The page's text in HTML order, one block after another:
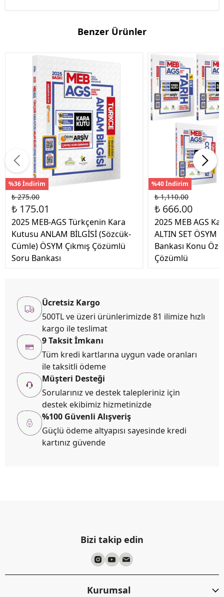
Benzer Ürünler
%36 İndirim
₺ 275.00
₺ 175.01
2025 MEB-AGS Türkçenin Kara
Kutusu ANLAM BİLGİSİ (Sözcük-
Cümle) ÖSYM Çıkmış Çözümlü
Soru Bankası
%40 İndirim
₺ 1,110.00
₺ 666.00
2025 MEB AGS
ALTIN SET ÖSYM
Bankası Konu
Çözümlü
Ücretsiz Kargo
500TL ve üzeri ürünlerimizde 81 ilimize hızlı
kargo ile teslimat
9 Taksit İmkanı
Tüm kredi kartlarına uygun vade oranları
ile taksitli ödeme
Müşteri Desteği
Sorularınız ve destek talepleriniz için
destek ekibimiz hizmetinizde
%100 Güvenli Alışveriş
Güçlü ödeme altyapısı sayesinde kredi
kartınız güvende
Bizi takip edin
Kurumsal